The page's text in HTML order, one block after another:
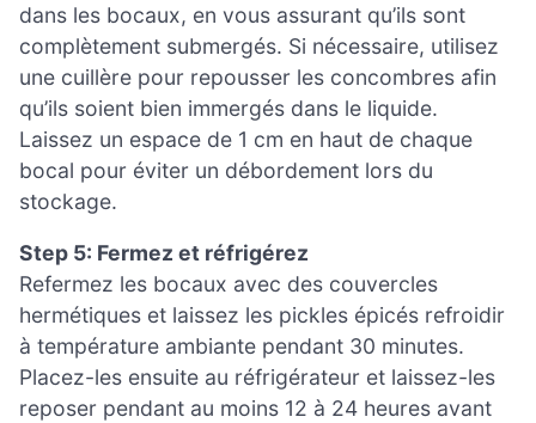
dans les bocaux, en vous assurant qu’ils sont
complètement submergés. Si nécessaire, utilisez
une cuillère pour repousser les concombres afin
qu’ils soient bien immergés dans le liquide.
Laissez un espace de 1 cm en haut de chaque
bocal pour éviter un débordement lors du
stockage.
Step 5: Fermez et réfrigérez
Refermez les bocaux avec des couvercles
hermétiques et laissez les pickles épicés refroidir
à température ambiante pendant 30 minutes.
Placez-les ensuite au réfrigérateur et laissez-les
reposer pendant au moins 12 à 24 heures avant